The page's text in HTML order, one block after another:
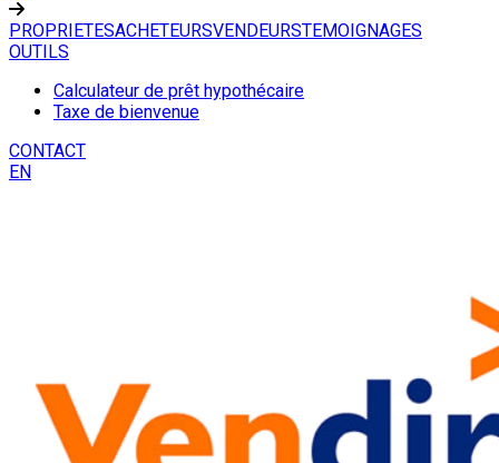
PROPRIETESACHETEURSVENDEURSTEMOIGNAGES
OUTILS
Calculateur de prêt hypothécaire
Taxe de bienvenue
CONTACT
EN